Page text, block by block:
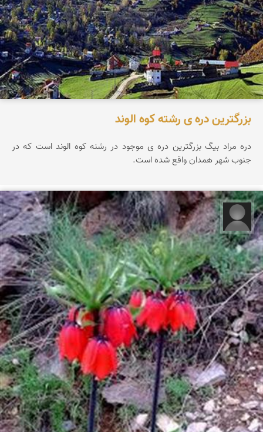
بزرگترین دره ی رشته کوه الوند
دره مراد بیگ بزرگترین دره ی موجود در رشنه کوه الوند است که در
جنوب شهر همدان واقع شده است.
محمد حمزه لو